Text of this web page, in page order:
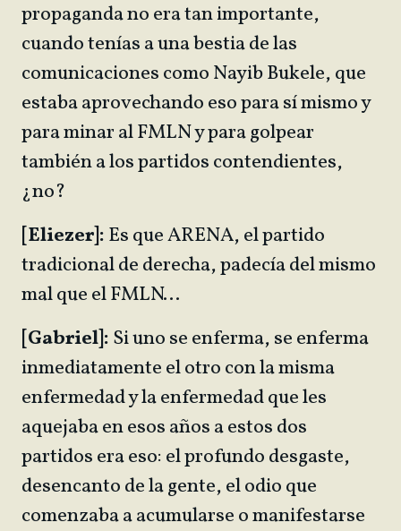
propaganda no era tan importante,
cuando tenías a una bestia de las
comunicaciones como Nayib Bukele, que
estaba aprovechando eso para sí mismo y
para minar al FMLN y para golpear
también a los partidos contendientes,
¿no?
[Eliezer]:Es que ARENA, el partido
tradicional de derecha, padecía del mismo
mal que el FMLN…
[Gabriel]:Si uno se enferma, se enferma
inmediatamente el otro con la misma
enfermedad y la enfermedad que les
aquejaba en esos años a estos dos
partidos era eso: el profundo desgaste,
desencanto de la gente, el odio que
comenzaba a acumularse o manifestarse